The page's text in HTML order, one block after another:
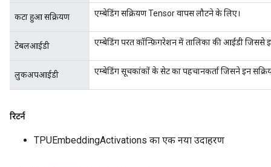
कटा हुआ सक्रियण एम्बेडिंग सक्रियण Tensor वापस लौटने के लिए।
टेबलआईडी एम्बेडिंग परत कॉन्फ़िगरेशन में तालिका की आईडी जिससे
लुकअपआईडी एम्बेडिंग सूचकांकों के सेट का पहचानकर्ता जिसने इन
रिटर्न
TPUEmbeddingActivations का एक नया उदाहरण